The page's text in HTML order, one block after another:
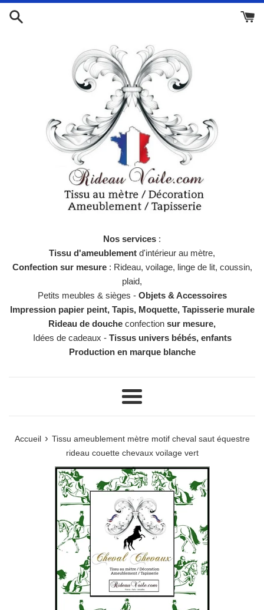
Passer
Nos services :
Tissu d'ameublement d'intérieur au mètre,
Confection sur mesure: Rideau, voilage, linge de lit, coussin,
plaid,
Petits meubles & sièges - Objets & Accessoires
Impression papier peint, Tapis, Moquette, Tapisserie murale
Rideau de douche confection sur mesure,
Idées de cadeaux - Tissus univers bébés, enfants
Production en marque blanche
Menu
Accueil › Tissu ameublement mètre motif cheval saut équestre
rideau couette chevaux voilage vert